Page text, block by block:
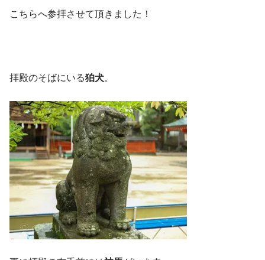
こちらへ参拝させて頂きました！
拝殿のそばにいる狛犬。